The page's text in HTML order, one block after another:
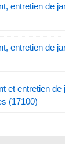
entretien de
entretien de
et entretien de
(17100)